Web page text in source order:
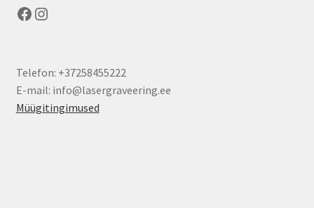
Facebook
Instagram
Telefon: +37258455222
E-mail: info@lasergraveering.ee
Müügitingimused